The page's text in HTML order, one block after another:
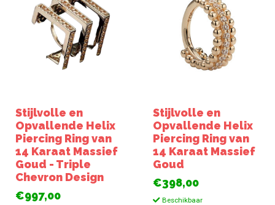
Stijlvolle en
Opvallende Helix
Piercing Ring van
14 Karaat Massief
Goud - Triple
Chevron Design
€997,00
Stijlvolle en
Opvallende Helix
Piercing Ring van
14 Karaat Massief
Goud
€398,00
Beschikbaar